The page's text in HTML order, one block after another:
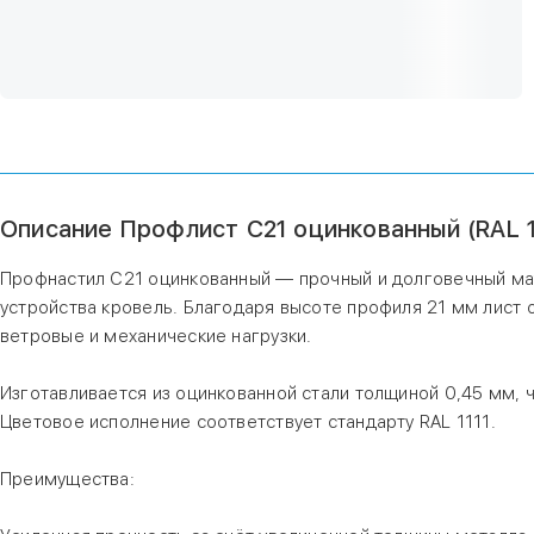
Описание Профлист С21 оцинкованный (RAL
Профнастил С21 оцинкованный — прочный и долговечный
устройства кровель. Благодаря высоте профиля 21 мм
ветровые и механические нагрузки.
Изготавливается из оцинкованной стали толщиной 0,45 мм,
Цветовое исполнение соответствует стандарту RAL 1111.
Преимущества: